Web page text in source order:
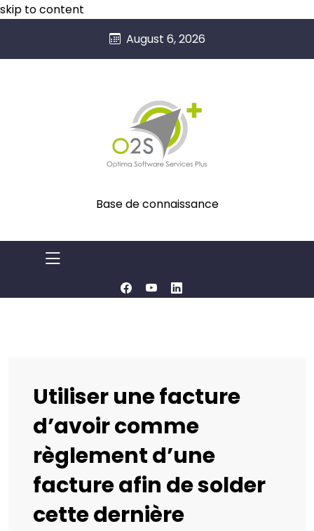
skip to content
August 6, 2026
Base de connaissance
Utiliser une facture
d’avoir comme
règlement d’une
facture afin de solder
cette dernière